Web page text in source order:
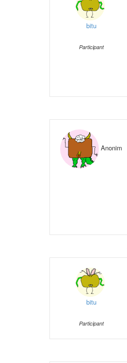
bitu
Participant
Anonim
bitu
Participant